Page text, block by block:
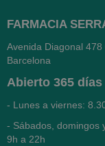
FARMACIA
Avenida Diagonal 478
Barcelona
Abierto 365 días
- Lunes a viernes:
- Sábados, domingos
9h a 22h